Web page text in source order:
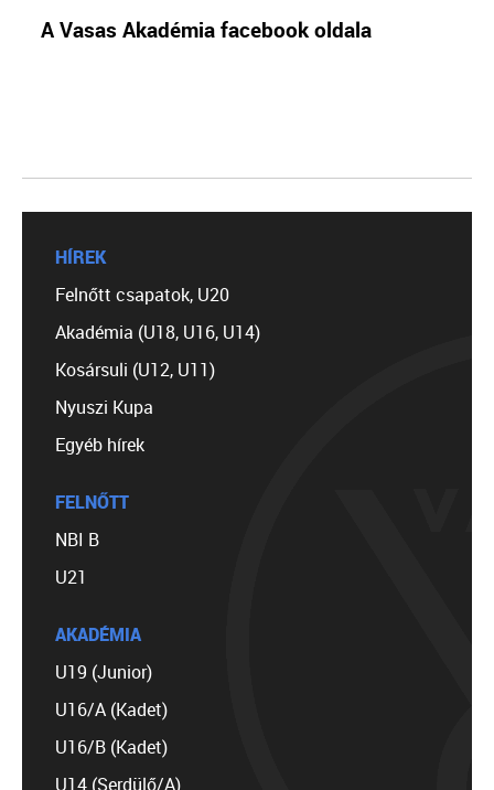
A Vasas Akadémia facebook oldala
HÍREK
Felnőtt csapatok, U20
Akadémia (U18, U16, U14)
Kosársuli (U12, U11)
Nyuszi Kupa
Egyéb hírek
FELNŐTT
NBI B
U21
AKADÉMIA
U19 (Junior)
U16/A (Kadet)
U16/B (Kadet)
U14 (Serdülő/A)